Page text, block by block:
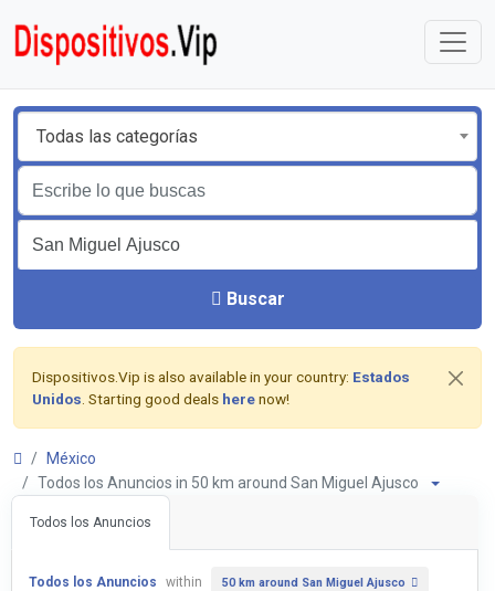
Todas las categorías
Buscar
Dispositivos.Vip is also available in your country: Estados
Unidos . Starting good deals herenow!
México
Todos los Anuncios in 50 km around San Miguel Ajusco
Todos los Anuncios
Todos los Anuncios within 50 km around San Miguel Ajusco